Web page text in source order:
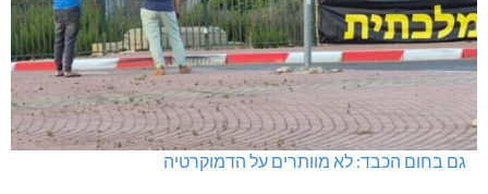
גם בחום הכבד: לא מוותרים על הדמוקרטיה